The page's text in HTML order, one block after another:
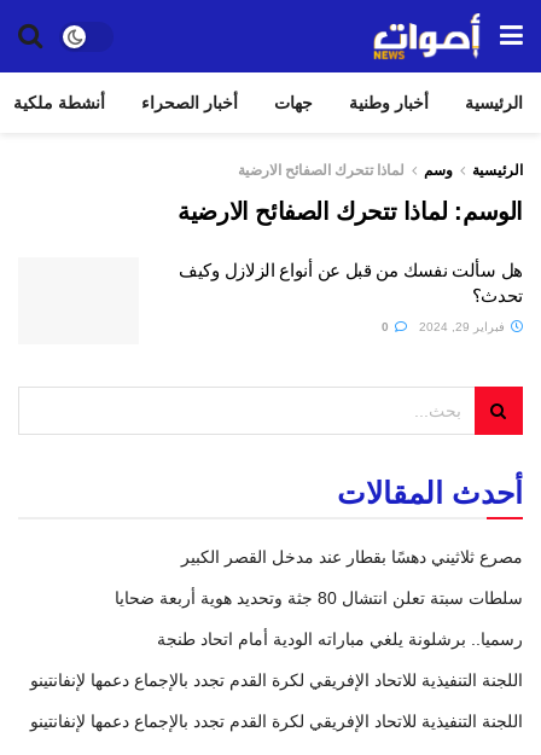
الرئيسية أخبار وطنية جهات أخبار الصحراء أنشطة ملكية
الرئيسية وسم لماذا تتحرك الصفائح الارضية
الوسم: لماذا تتحرك الصفائح الارضية
هل سألت نفسك من قبل عن أنواع الزلازل وكيف
تحدث؟
فبراير 29, 2024
أحدث المقالات
مصرع ثلاثيني دهسًا بقطار عند مدخل القصر الكبير
سلطات سبتة تعلن انتشال 80 جثة وتحديد هوية أربعة ضحايا
رسميا.. برشلونة يلغي مباراته الودية أمام اتحاد طنجة
اللجنة التنفيذية للاتحاد الإفريقي لكرة القدم تجدد بالإجماع دعمها لإنفانتينو
اللجنة التنفيذية للاتحاد الإفريقي لكرة القدم تجدد بالإجماع دعمها لإنفانتينو